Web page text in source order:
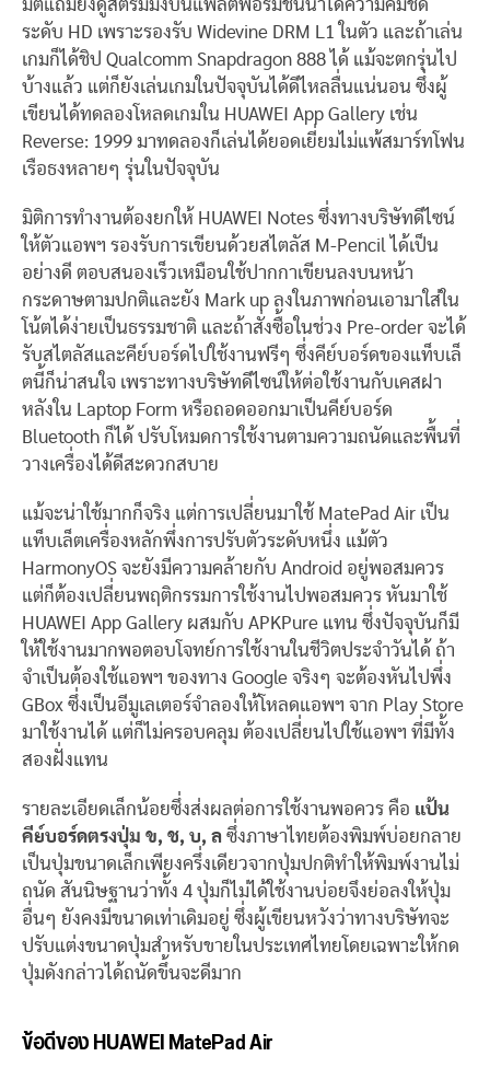
มิติแถมยังดูสตรีมมิ่งบนแพลตฟอร์มชั้นนำได้ความคมชัด
ระดับ HD เพราะรองรับ Widevine DRM L1 ในตัว และถ้าเล่น
เกมก็ได้ชิป Qualcomm Snapdragon 888 ได้ แม้จะตกรุ่นไป
บ้างแล้ว แต่ก็ยังเล่นเกมในปัจจุบันได้ดีไหลลื่นแน่นอน ซึ่งผู้
เขียนได้ทดลองโหลดเกมใน HUAWEI App Gallery เช่น
Reverse: 1999 มาทดลองก็เล่นได้ยอดเยี่ยมไม่แพ้สมาร์ทโฟน
เรือธงหลายๆ รุ่นในปัจจุบัน
มิติการทำงานต้องยกให้ HUAWEI Notes ซึ่งทางบริษัทดีไซน์
ให้ตัวแอพฯ รองรับการเขียนด้วยสไตลัส M-Pencil ได้เป็น
อย่างดี ตอบสนองเร็วเหมือนใช้ปากกาเขียนลงบนหน้า
กระดาษตามปกติและยัง Mark up ลงในภาพก่อนเอามาใส่ใน
โน้ตได้ง่ายเป็นธรรมชาติ และถ้าสั่งซื้อในช่วง Pre-order จะได้
รับสไตลัสและคีย์บอร์ดไปใช้งานฟรีๆ ซึ่งคีย์บอร์ดของแท็บเล็
ตนี้ก็น่าสนใจ เพราะทางบริษัทดีไซน์ให้ต่อใช้งานกับเคสฝา
หลังใน Laptop Form หรือถอดออกมาเป็นคีย์บอร์ด
Bluetooth ก็ได้ ปรับโหมดการใช้งานตามความถนัดและพื้นที่
วางเครื่องได้ดีสะดวกสบาย
แม้จะน่าใช้มากก็จริง แต่การเปลี่ยนมาใช้ MatePad Air เป็น
แท็บเล็ตเครื่องหลักพึ่งการปรับตัวระดับหนึ่ง แม้ตัว
HarmonyOS จะยังมีความคล้ายกับ Android อยู่พอสมควร
แต่ก็ต้องเปลี่ยนพฤติกรรมการใช้งานไปพอสมควร หันมาใช้
HUAWEI App Gallery ผสมกับ APKPure แทน ซึ่งปัจจุบันก็มี
ให้ใช้งานมากพอตอบโจทย์การใช้งานในชีวิตประจำวันได้ ถ้า
จำเป็นต้องใช้แอพฯ ของทาง Google จริงๆ จะต้องหันไปพึ่ง
GBox ซึ่งเป็นอีมูเลเตอร์จำลองให้โหลดแอพฯ จาก Play Store
มาใช้งานได้ แต่ก็ไม่ครอบคลุม ต้องเปลี่ยนไปใช้แอพฯ ที่มีทั้ง
สองฝั่งแทน
รายละเอียดเล็กน้อยซึ่งส่งผลต่อการใช้งานพอควร คือ แป้น
คีย์บอร์ดตรงปุ่ม ข, ช, บ, ล ซึ่งภาษาไทยต้องพิมพ์บ่อยกลาย
เป็นปุ่มขนาดเล็กเพียงครึ่งเดียวจากปุ่มปกติทำให้พิมพ์งานไม่
ถนัด สันนิษฐานว่าทั้ง 4 ปุ่มก็ไม่ได้ใช้งานบ่อยจึงย่อลงให้ปุ่ม
อื่นๆ ยังคงมีขนาดเท่าเดิมอยู่ ซึ่งผู้เขียนหวังว่าทางบริษัทจะ
ปรับแต่งขนาดปุ่มสำหรับขายในประเทศไทยโดยเฉพาะให้กด
ปุ่มดังกล่าวได้ถนัดขึ้นจะดีมาก
ข้อดีของ HUAWEI MatePad Air